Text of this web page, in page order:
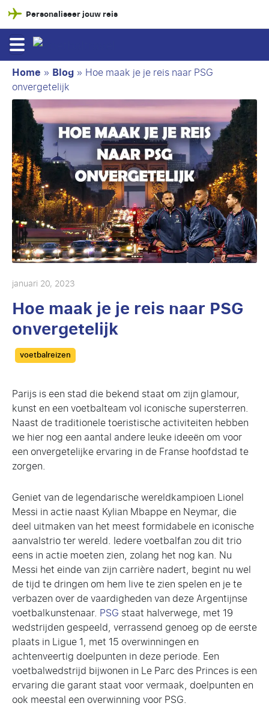
Personaliseer jouw reis
Home » Blog » Hoe maak je je reis naar PSG
onvergetelijk
januari 20, 2023
Hoe maak je je reis naar PSG
onvergetelijk
Categories
voetbalreizen
Parijs is een stad die bekend staat om zijn glamour,
kunst en een voetbalteam vol iconische supersterren.
Naast de traditionele toeristische activiteiten hebben
we hier nog een aantal andere leuke ideeën om voor
een onvergetelijke ervaring in de Franse hoofdstad te
zorgen.
Geniet van de legendarische wereldkampioen Lionel
Messi in actie naast Kylian Mbappe en Neymar, die
deel uitmaken van het meest formidabele en iconische
aanvalstrio ter wereld. Iedere voetbalfan zou dit trio
eens in actie moeten zien, zolang het nog kan. Nu
Messi het einde van zijn carrière nadert, begint nu wel
de tijd te dringen om hem live te zien spelen en je te
verbazen over de vaardigheden van deze Argentijnse
voetbalkunstenaar. PSG staat halverwege, met 19
wedstrijden gespeeld, verrassend genoeg op de eerste
plaats in Ligue 1, met 15 overwinningen en
achtenveertig doelpunten in deze periode. Een
voetbalwedstrijd bijwonen in Le Parc des Princes is een
ervaring die garant staat voor vermaak, doelpunten en
ook meestal een overwinning voor PSG.